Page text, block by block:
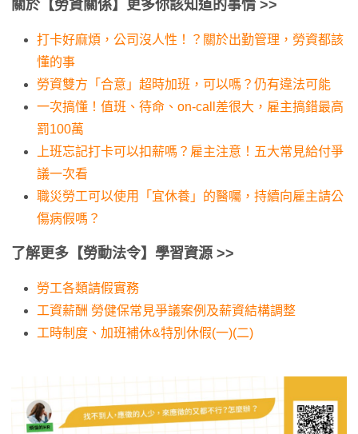
關於【勞資關係】更多你該知道的事情 >>
打卡好麻煩，公司沒人性！？關於出勤管理，勞資都該
懂的事
勞資雙方「合意」超時加班，可以嗎？仍有違法可能
一次搞懂！值班、待命、on-call差很大，雇主搞錯最高
罰100萬
上班忘記打卡可以扣薪嗎？雇主注意！五大常見給付爭
議一次看
職災勞工可以使用「宜休養」的醫囑，持續向雇主請公
傷病假嗎？
了解更多【勞動法令】學習資源 >>
勞工各類請假實務
工資薪酬 勞健保常見爭議案例及薪資結構調整
工時制度、加班補休&特別休假(一)(二)